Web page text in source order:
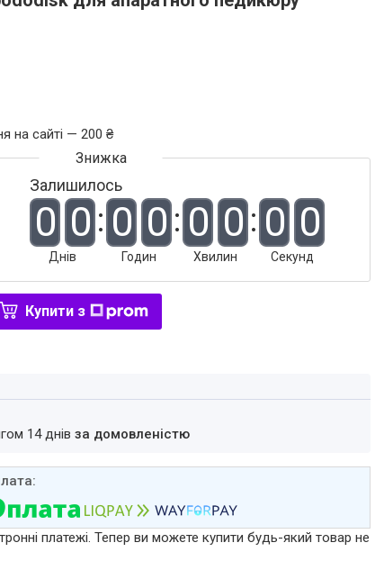
на сайті — 200 ₴
Залишилось
0 0
Днів
0 0
Годин
0 0
Хвилин
0 0
Секунд
Купити з
14 днівза домовленістю
платежі. Тепер ви можете купити будь-який товар не